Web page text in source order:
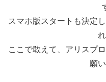
スマホ版スタートも決定
ここで敢えて、アリスプ
願